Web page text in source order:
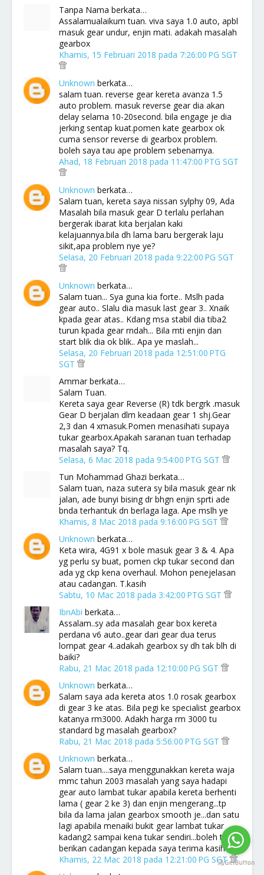
Tanpa Nama berkata…
Assalamualaikum tuan. viva saya 1.0 auto, apbl
masuk gear undur, enjin mati. adakah masalah
gearbox
Khamis, 15 Februari 2018 pada 7:26:00 PG SGT
Unknown berkata…
salam tuan. reverse gear kereta avanza 1.5
auto problem. masuk reverse gear dia akan
delay selama 10-20second. bila engage je dia
jerking sentap kuat.pomen kate gearbox ok
cuma sensor reverse di gearbox problem.
boleh saya tau ape problem sebenarnya.
Ahad, 18 Februari 2018 pada 11:47:00 PTG SGT
Unknown berkata…
Salam tuan, kereta saya nissan sylphy 09, Ada
Masalah bila masuk gear D terlalu perlahan
bergerak ibarat kita berjalan kaki
kelajuannya.bila dh lama baru bergerak laju
sikit,apa problem nye ye?
Selasa, 20 Februari 2018 pada 9:22:00 PG SGT
Unknown berkata…
Salam tuan... Sya guna kia forte.. Mslh pada
gear auto.. Slalu dia masuk last gear 3.. Xnaik
kpada gear atas.. Kdang msa stabil dia tiba2
turun kpada gear rndah... Bila mti enjin dan
start blik dia ok blik.. Apa ye maslah...
Selasa, 20 Februari 2018 pada 12:51:00 PTG
SGT
Ammar berkata…
Salam Tuan.
Kereta saya gear Reverse (R) tdk bergrk .masuk
Gear D berjalan dlm keadaan gear 1 shj.Gear
2,3 dan 4 xmasuk.Pomen menasihati supaya
tukar gearbox.Apakah saranan tuan terhadap
masalah saya? Tq.
Selasa, 6 Mac 2018 pada 9:54:00 PTG SGT
Tun Mohammad Ghazi berkata…
Salam tuan, naza sutera sy bila masuk gear nk
jalan, ade bunyi bising dr bhgn enjin sprti ade
bnda terhantuk dn berlaga laga. Ape mslh ye
Khamis, 8 Mac 2018 pada 9:16:00 PG SGT
Unknown berkata…
Keta wira, 4G91 x bole masuk gear 3 & 4. Apa
yg perlu sy buat, pomen ckp tukar second dan
ada yg ckp kena overhaul. Mohon penejelasan
atau cadangan. T.kasih
Sabtu, 10 Mac 2018 pada 3:42:00 PTG SGT
IbnAbi berkata…
Assalam..sy ada masalah gear box kereta
perdana v6 auto..gear dari gear dua terus
lompat gear 4..adakah gearbox sy dh tak blh di
baiki?
Rabu, 21 Mac 2018 pada 12:10:00 PG SGT
Unknown berkata…
Salam saya ada kereta atos 1.0 rosak gearbox
di gear 3 ke atas. Bila pegi ke specialist gearbox
katanya rm3000. Adakh harga rm 3000 tu
standard bg masalah gearbox?
Rabu, 21 Mac 2018 pada 5:56:00 PTG SGT
Unknown berkata…
Salam tuan....saya menggunakkan kereta waja
mmc tahun 2003 masalah yang saya hadapi
gear auto lambat tukar apabila kereta berhenti
lama ( gear 2 ke 3) dan enjin mengerang...tp
bila da lama jalan gearbox smooth je...dan satu
lagi apabila menaiki bukit gear lambat tukar
kadang2 sampai kena tukar sendiri...boleh tuan
berikan cadangan kepada saya terima kasih
Khamis, 22 Mac 2018 pada 12:21:00 PG SGT